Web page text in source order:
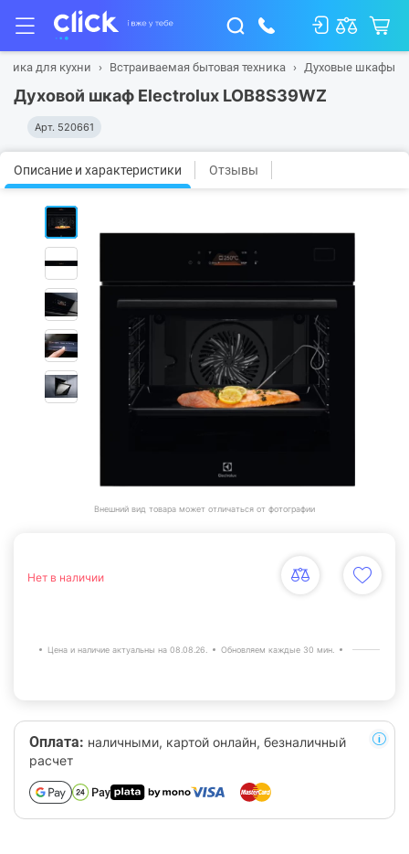
для кухни Встраиваемая бытовая техника Духовые шкафы
Духовой шкаф Electrolux LOB8S39WZ
Арт. 520661
Описание и характеристики Отзывы
Внешний вид товара может отличаться от фотографии
Нет в наличии
Цена и наличие актуальны на 08.08.26. Обновляем каждые 30 мин.
Оплата: наличными, картой онлайн, безналичный
расчет